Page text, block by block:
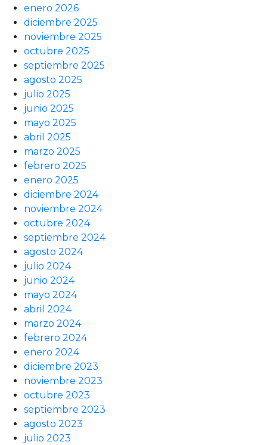
enero 2026
diciembre 2025
noviembre 2025
octubre 2025
septiembre 2025
agosto 2025
julio 2025
junio 2025
mayo 2025
abril 2025
marzo 2025
febrero 2025
enero 2025
diciembre 2024
noviembre 2024
octubre 2024
septiembre 2024
agosto 2024
julio 2024
junio 2024
mayo 2024
abril 2024
marzo 2024
febrero 2024
enero 2024
diciembre 2023
noviembre 2023
octubre 2023
septiembre 2023
agosto 2023
julio 2023